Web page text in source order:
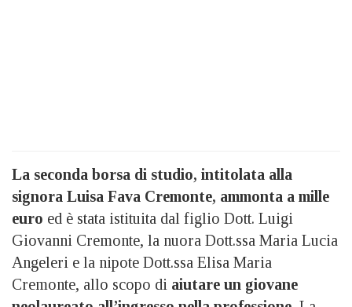
La seconda borsa di studio, intitolata alla
signora Luisa Fava Cremonte, ammonta a mille
euro ed è stata istituita dal figlio Dott. Luigi
Giovanni Cremonte, la nuora Dott.ssa Maria Lucia
Angeleri e la nipote Dott.ssa Elisa Maria
Cremonte, allo scopo di aiutare un giovane